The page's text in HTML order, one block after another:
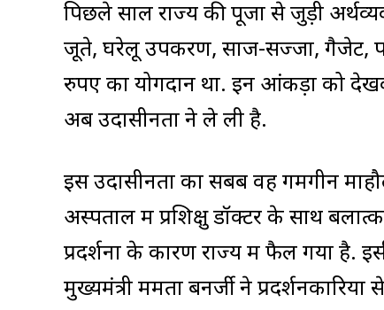
पिछले साल राज्य की पूजा से जुड़ी
जूते, घरेलू उपकरण, साज-सज्जा, गैजेट,
रुपए का योगदान था. इन आंकड़ों को
अब उदासीनता ने ले ली है.
इस उदासीनता का सबब वह गमगीन
अस्पताल में प्रशिक्षु डॉक्टर के साथ
प्रदर्शनों के कारण राज्य में फैल गया है.
मुख्यमंत्री ममता बनर्जी ने